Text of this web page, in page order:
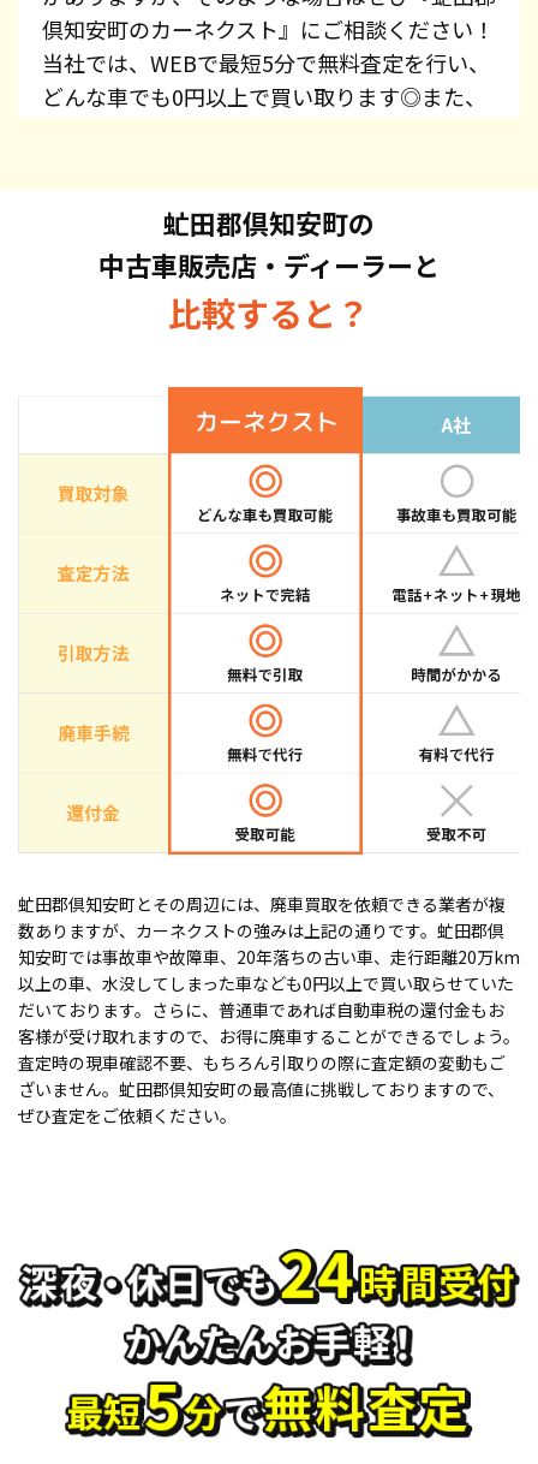
倶知安町のカーネクスト』にご相談ください！
当社では、WEBで最短5分で無料査定を行い、
どんな車でも0円以上で買い取ります◎また、
マ・オデッセイ・スカイライン・CX-5・ジム
ニーなど、車種を問わずお持ち込みください。
また、高価買取している車種もございますの
で、お気軽にお問い合わせください！
虻田郡倶知安町の
中古車販売店・ディーラーと
比較すると？
虻田郡倶知安町とその周辺には、廃車買取を依頼できる業者が複
数ありますが、カーネクストの強みは上記の通りです。虻田郡倶
知安町では事故車や故障車、20年落ちの古い車、走行距離20万km
以上の車、水没してしまった車なども0円以上で買い取らせていた
だいております。さらに、普通車であれば自動車税の還付金もお
客様が受け取れますので、お得に廃車することができるでしょう。
査定時の現車確認不要、もちろん引取りの際に査定額の変動もご
ざいません。虻田郡倶知安町の最高値に挑戦しておりますので、
ぜひ査定をご依頼ください。